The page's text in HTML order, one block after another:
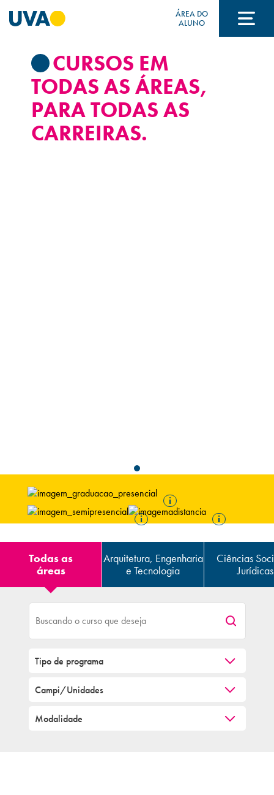
ÁREA DO
ALUNO
A UVA
CURSOS
CURSOS EM
TODAS AS ÁREAS,
PARA TODAS AS
CARREIRAS.
i
i
i
Todas as
áreas
Arquitetura, Engenharia
e Tecnologia
Ciências
Jurídicas